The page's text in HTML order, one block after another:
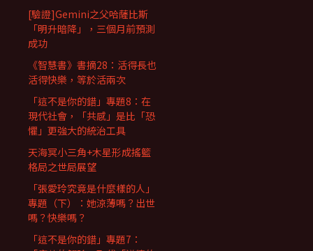
[驗證]Gemini之父哈薩比斯
「明升暗降」，三個月前預測
成功
《智慧書》書摘28：活得長也
活得快樂，等於活兩次
「這不是你的錯」專題8：在
現代社會，「共感」是比「恐
懼」更強大的統治工具
天海冥小三角+木星形成搖籃
格局之世局展望
「張愛玲究竟是什麼樣的人」
專題（下）：她涼薄嗎？出世
嗎？快樂嗎？
「這不是你的錯」專題7：